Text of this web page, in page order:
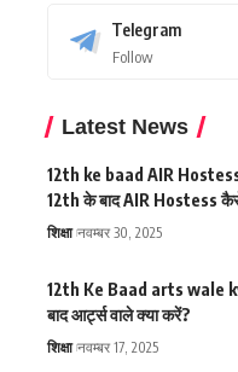
Telegram
Follow
Latest News
12th ke baad AIR
12th के बाद AIR Hostess
शिक्षा नवम्बर 30, 2025
12th Ke Baad arts wale
बाद आर्ट्स वाले क्या करें?
शिक्षा नवम्बर 17, 2025